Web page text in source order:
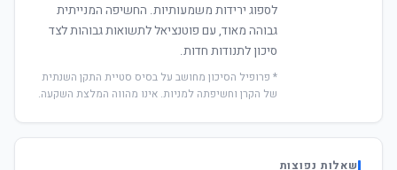
לספוג ירידות משמעותיות. החשיפה המנייתית
גבוהה מאוד, עם פוטנציאל לתשואות גבוהות לצד
סיכון לתנודות חדות.
* פרופיל הסיכון מחושב על בסיס סטיית התקן השנתית
של הקרן וחשיפתה למניות. אינו מהווה המלצת השקעה.
שאלות נפוצות